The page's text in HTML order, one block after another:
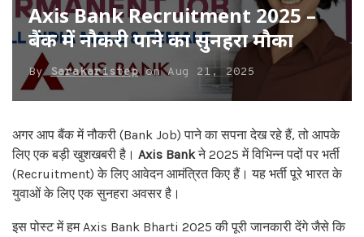
Axis Bank Recruitment 2025 –
बैंक में नौकरी पाने का सुनहरा मौका
BySarakaristeponAug 21, 2025
अगर आप बैंक में नौकरी (Bank Job) पाने का सपना देख रहे हैं, तो आपके
लिए एक बड़ी खुशखबरी है। Axis Bankने 2025 में विभिन्न पदों पर भर्ती
(Recruitment) के लिए आवेदन आमंत्रित किए हैं। यह भर्ती पूरे भारत के
युवाओं के लिए एक सुनहरा अवसर है।
इस पोस्ट में हम Axis Bank Bharti 2025 की पूरी जानकारी देंगे जैसे कि